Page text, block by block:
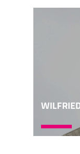
also
Jetzt,
Das
sind,